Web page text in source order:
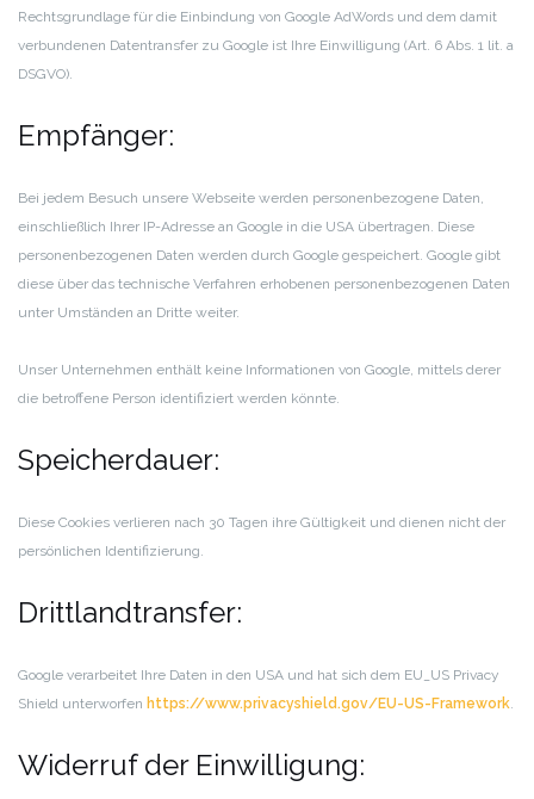
Rechtsgrundlage für die Einbindung von Google AdWords und dem damit
verbundenen Datentransfer zu Google ist Ihre Einwilligung (Art. 6 Abs. 1 lit. a
DSGVO).
Empfänger:
Bei jedem Besuch unsere Webseite werden personenbezogene Daten,
einschließlich Ihrer IP-Adresse an Google in die USA übertragen. Diese
personenbezogenen Daten werden durch Google gespeichert. Google gibt
diese über das technische Verfahren erhobenen personenbezogenen Daten
unter Umständen an Dritte weiter.
Unser Unternehmen enthält keine Informationen von Google, mittels derer
die betroffene Person identifiziert werden könnte.
Speicherdauer:
Diese Cookies verlieren nach 30 Tagen ihre Gültigkeit und dienen nicht der
persönlichen Identifizierung.
Drittlandtransfer:
Google verarbeitet Ihre Daten in den USA und hat sich dem EU_US Privacy
Shield unterworfen https://www.privacyshield.gov/EU-US-Framework.
Widerruf der Einwilligung: